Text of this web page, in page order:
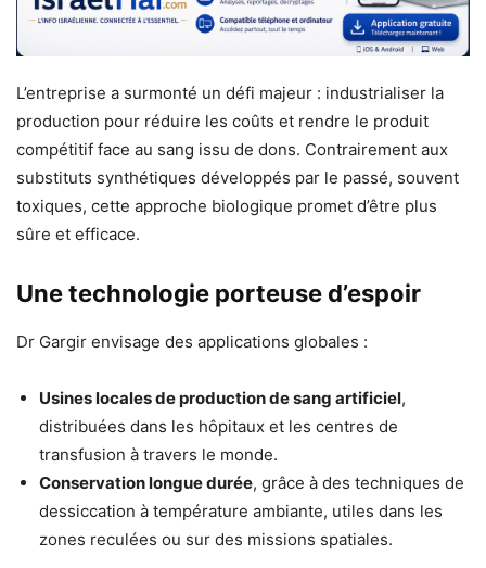
L’entreprise a surmonté un défi majeur : industrialiser la
production pour réduire les coûts et rendre le produit
compétitif face au sang issu de dons. Contrairement aux
substituts synthétiques développés par le passé, souvent
toxiques, cette approche biologique promet d’être plus
sûre et efficace.
Une technologie porteuse d’espoir
Dr Gargir envisage des applications globales :
Usines locales de production de sang artificiel,
distribuées dans les hôpitaux et les centres de
transfusion à travers le monde.
Conservation longue durée, grâce à des techniques de
dessiccation à température ambiante, utiles dans les
zones reculées ou sur des missions spatiales.